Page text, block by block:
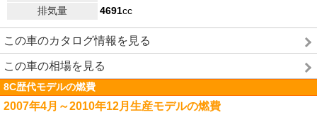
排気量
4691cc
この車のカタログ情報を見る
この車の相場を見る
8C歴代モデルの燃費
2007年4月～2010年12月生産モデルの燃費